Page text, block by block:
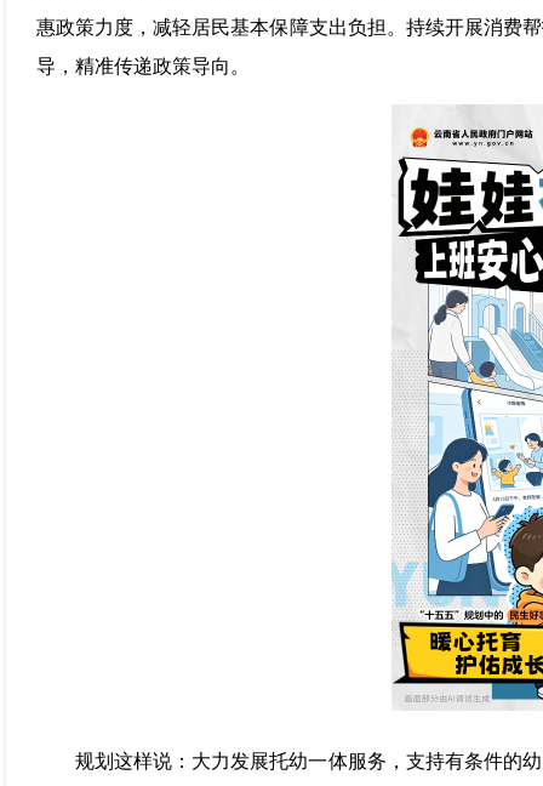
惠政策力度，减轻居民基本保障支出负担。持续开展消费
导，精准传递政策导向。
规划这样说：大力发展托幼一体服务，支持有条件的